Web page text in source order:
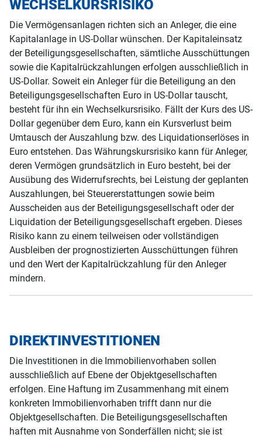
WECHSELKURSRISIKO
Die Vermögensanlagen richten sich an Anleger, die eine
Kapitalanlage in US-Dollar wünschen. Der Kapitaleinsatz
der Beteiligungsgesellschaften, sämtliche Ausschüttungen
sowie die Kapitalrückzahlungen erfolgen ausschließlich in
US-Dollar. Soweit ein Anleger für die Beteiligung an den
Beteiligungsgesellschaften Euro in US-Dollar tauscht,
besteht für ihn ein Wechselkursrisiko. Fällt der Kurs des US-
Dollar gegenüber dem Euro, kann ein Kursverlust beim
Umtausch der Auszahlung bzw. des Liquidationserlöses in
Euro entstehen. Das Währungskursrisiko kann für Anleger,
deren Vermögen grundsätzlich in Euro besteht, bei der
Ausübung des Widerrufsrechts, bei Leistung der geplanten
Auszahlungen, bei Steuererstattungen sowie beim
Ausscheiden aus der Beteiligungsgesellschaft oder der
Liquidation der Beteiligungsgesellschaft ergeben. Dieses
Risiko kann zu einem teilweisen oder vollständigen
Ausbleiben der prognostizierten Ausschüttungen führen
und den Wert der Kapitalrückzahlung für den Anleger
mindern.
DIREKTINVESTITIONEN
Die Investitionen in die Immobilienvorhaben sollen
ausschließlich auf Ebene der Objektgesellschaften
erfolgen. Eine Haftung im Zusammenhang mit einem
konkreten Immobilienvorhaben trifft dann nur die
Objektgesellschaften. Die Beteiligungsgesellschaften
haften mit Ausnahme von Sonderfällen nicht; sie ist